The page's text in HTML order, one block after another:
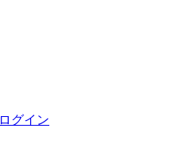
ログイン